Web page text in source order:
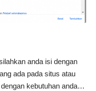
anda isi dengan
ada pada situs atau
kebutuhan anda…